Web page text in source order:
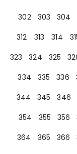
302
303 304
312
313 314
323
324 325
334
335 336
344
345 346
354
355 356
364
365 366